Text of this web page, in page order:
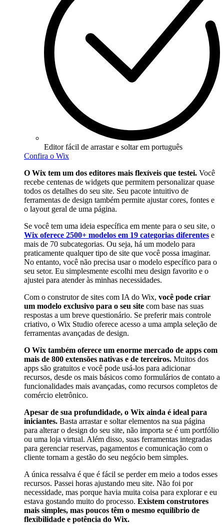
Editor fácil de arrastar e soltar em português
Confira o Wix
O Wix tem um dos editores mais flexíveis que testei. Você
recebe centenas de widgets que permitem personalizar quase
todos os detalhes do seu site. Seu pacote intuitivo de
ferramentas de design também permite ajustar cores, fontes e
o layout geral de uma página.
Se você tem uma ideia específica em mente para o seu site, o
Wix oferece 2500+ modelos em 19 categorias diferentes e
mais de 70 subcategorias. Ou seja, há um modelo para
praticamente qualquer tipo de site que você possa imaginar.
No entanto, você não precisa usar o modelo específico para o
seu setor. Eu simplesmente escolhi meu design favorito e o
ajustei para atender às minhas necessidades.
Com o construtor de sites com IA do Wix, você pode criar
um modelo exclusivo para o seu site com base nas suas
respostas a um breve questionário. Se preferir mais controle
criativo, o Wix Studio oferece acesso a uma ampla seleção de
ferramentas avançadas de design.
O Wix também oferece um enorme mercado de apps com
mais de 800 extensões nativas e de terceiros. Muitos dos
apps são gratuitos e você pode usá-los para adicionar
recursos, desde os mais básicos como formulários de contato a
funcionalidades mais avançadas, como recursos completos de
comércio eletrônico.
Apesar de sua profundidade, o Wix ainda é ideal para
iniciantes. Basta arrastar e soltar elementos na sua página
para alterar o design do seu site, não importa se é um portfólio
ou uma loja virtual. Além disso, suas ferramentas integradas
para gerenciar reservas, pagamentos e comunicação com o
cliente tornam a gestão do seu negócio bem simples.
A única ressalva é que é fácil se perder em meio a todos esses
recursos. Passei horas ajustando meu site. Não foi por
necessidade, mas porque havia muita coisa para explorar e eu
estava gostando muito do processo. Existem construtores
mais simples, mas poucos têm o mesmo equilíbrio de
flexibilidade e potência do Wix.